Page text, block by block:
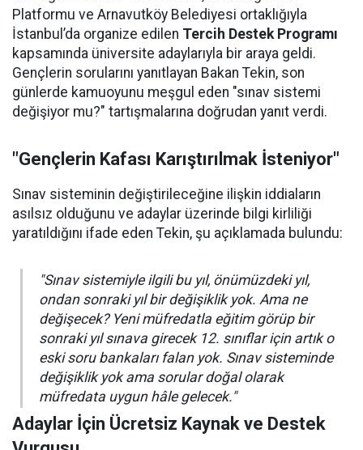
Platformu ve Arnavutköy Belediyesi ortaklığıyla
İstanbul’da organize edilen Tercih Destek Programı
kapsamında üniversite adaylarıyla bir araya geldi.
Gençlerin sorularını yanıtlayan Bakan Tekin, son
günlerde kamuoyunu meşgul eden "sınav sistemi
değişiyor mu?" tartışmalarına doğrudan yanıt verdi.
"Gençlerin Kafası Karıştırılmak İsteniyor"
Sınav sisteminin değiştirileceğine ilişkin iddiaların
asılsız olduğunu ve adaylar üzerinde bilgi kirliliği
yaratıldığını ifade eden Tekin, şu açıklamada bulundu:
"Sınav sistemiyle ilgili bu yıl, önümüzdeki yıl,
ondan sonraki yıl bir değişiklik yok. Ama ne
değişecek? Yeni müfredatla eğitim görüp bir
sonraki yıl sınava girecek 12. sınıflar için artık o
eski soru bankaları falan yok. Sınav sisteminde
değişiklik yok ama sorular doğal olarak
müfredata uygun hâle gelecek."
Adaylar İçin Ücretsiz Kaynak ve Destek